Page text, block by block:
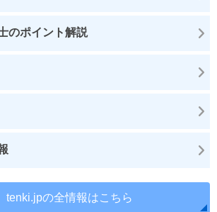
のポイント解説
tenki.jpの全情報はこちら